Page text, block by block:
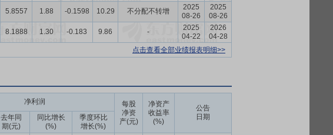
5.8557 1.88 -0.1598 10.29 不分配不转增
2025
08-26
2025
08-26
8.1888 1.30 -0.183 9.86 -
2025
04-22
2026
04-28
点击查看全部业绩报表明细>>
净利润
每股
净资
产(元)
净资产
收益率
(%)
公告
日期
去年同
期(元)
同比增长
(%)
季度环比
增长(%)